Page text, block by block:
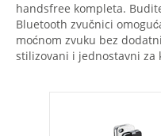
handsfree kompleta.
Bluetooth zvučnici
moćnom zvuku bez
stilizovani i jednostavni za